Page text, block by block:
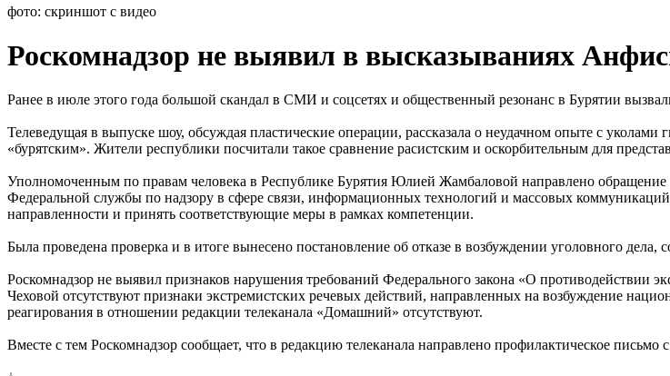
фото: скриншот с видео
Роскомнадзор не выявил в высказываниях
Ранее в июле этого года большой скандал в СМИ и соцсетях и общественный резонанс в Бурятии
Телеведущая в выпуске шоу, обсуждая пластические операции, рассказала о неудачном опыте с
«бурятским». Жители республики посчитали такое сравнение расистским и оскорбительным для
Уполномоченным по правам человека в Республике Бурятия Юлией Жамбаловой направлено
Федеральной службы по надзору в сфере связи, информационных технологий и массовых
направленности и принять соответствующие меры в рамках компетенции.
Была проведена проверка и в итоге вынесено постановление об отказе в возбуждении уголовного
Роскомнадзор не выявил признаков нарушения требований Федерального закона «О противодействии
Чеховой отсутствуют признаки экстремистских речевых действий, направленных на возбуждение
реагирования в отношении редакции телеканала «Домашний» отсутствуют.
Вместе с тем Роскомнадзор сообщает, что в редакцию телеканала направлено профилактическое